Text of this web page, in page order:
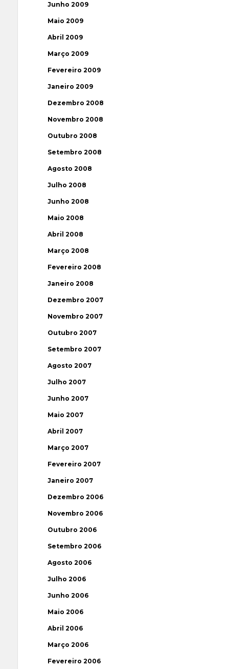
Junho 2009
Maio 2009
Abril 2009
Março 2009
Fevereiro 2009
Janeiro 2009
Dezembro 2008
Novembro 2008
Outubro 2008
Setembro 2008
Agosto 2008
Julho 2008
Junho 2008
Maio 2008
Abril 2008
Março 2008
Fevereiro 2008
Janeiro 2008
Dezembro 2007
Novembro 2007
Outubro 2007
Setembro 2007
Agosto 2007
Julho 2007
Junho 2007
Maio 2007
Abril 2007
Março 2007
Fevereiro 2007
Janeiro 2007
Dezembro 2006
Novembro 2006
Outubro 2006
Setembro 2006
Agosto 2006
Julho 2006
Junho 2006
Maio 2006
Abril 2006
Março 2006
Fevereiro 2006